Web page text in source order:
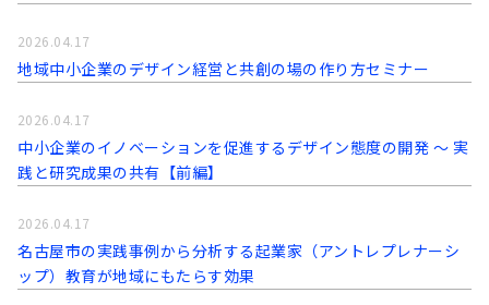
地域中小企業のデザイン経営と共創の場の作り方セミナー
2026.04.17
中小企業のイノベーションを促進するデザイン態度の開発 〜 実
践と研究成果の共有【前編】
2026.04.17
名古屋市の実践事例から分析する起業家（アントレプレナーシ
ップ）教育が地域にもたらす効果
2026.04.17